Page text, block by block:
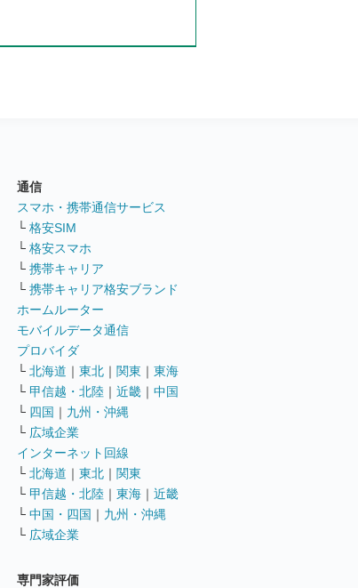
通信
スマホ・携帯通信サービス
└ 格安SIM
└ 格安スマホ
└ 携帯キャリア
└ 携帯キャリア格安ブランド
ホームルーター
モバイルデータ通信
プロバイダ
└ 北海道 ｜ 東北 ｜ 関東 ｜ 東海
└ 甲信越・北陸 ｜ 近畿 ｜ 中国
└ 四国 ｜ 九州・沖縄
└ 広域企業
インターネット回線
└ 北海道 ｜ 東北 ｜ 関東
└ 甲信越・北陸 ｜ 東海 ｜ 近畿
└ 中国・四国 ｜ 九州・沖縄
└ 広域企業
専門家評価